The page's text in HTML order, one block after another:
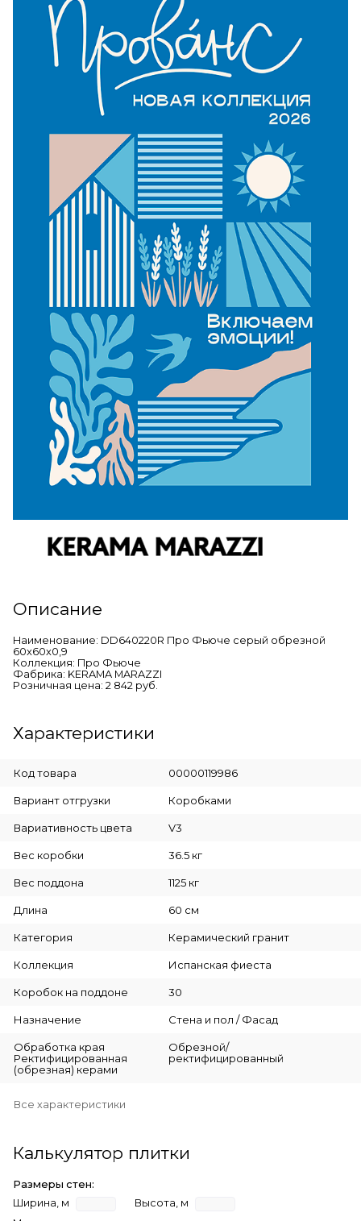
Описание
Наименование: DD640220R Про Фьюче серый обрезной
60x60x0,9
Коллекция: Про Фьюче
Фабрика: KERAMA MARAZZI
Розничная цена: 2 842 руб.
Характеристики
Код товара 00000119986
Вариант отгрузки Коробками
Вариативность цвета V3
Вес коробки 36.5 кг
Вес поддона 1125 кг
Длина 60 см
Категория Керамический гранит
Коллекция Испанская фиеста
Коробок на поддоне 30
Назначение Стена и пол / Фасад
Обработка края
Ректифицированная
(обрезная) керами
Обрезной/
ректифицированный
Все характеристики
Калькулятор плитки
Размеры стен:
Ширина, м
Высота, м